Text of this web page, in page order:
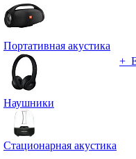
Портативная акустика
Наушники
Стационарная акустика
+